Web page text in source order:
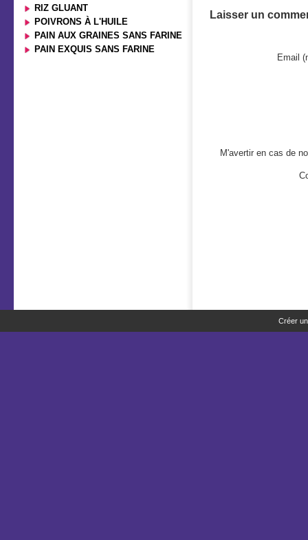
RIZ GLUANT
POIVRONS À L'HUILE
PAIN AUX GRAINES SANS FARINE
PAIN EXQUIS SANS FARINE
Laisser un
Email
M'avertir en cas de
Créer